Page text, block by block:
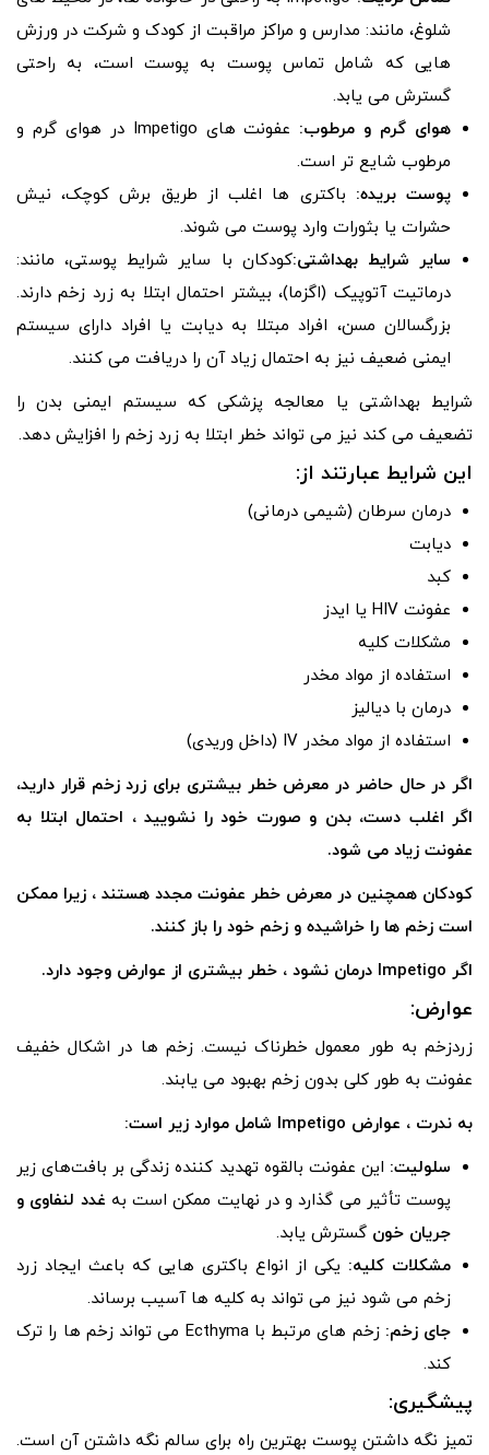
شلوغ، مانند: مدارس و مراکز مراقبت از کودک و شرکت در ورزش
هایی که شامل تماس پوست به پوست است، به راحتی
گسترش می یابد.
هوای گرم و مرطوب:
عفونت های Impetigo در هوای گرم و
مرطوب شایع تر است.
پوست بریده: باکتری ها اغلب از طریق برش کوچک، نیش
حشرات یا بثورات وارد پوست می شوند.
سایر شرایط بهداشتی:کودکان با سایر شرایط پوستی، مانند:
درماتیت آتوپیک (اگزما)، بیشتر احتمال ابتلا به زرد زخم دارند.
بزرگسالان مسن، افراد مبتلا به دیابت یا افراد دارای سیستم
ایمنی ضعیف نیز به احتمال زیاد آن را دریافت می کنند.
شرایط بهداشتی یا معالجه پزشکی که سیستم ایمنی بدن را
تضعیف می کند نیز می تواند خطر ابتلا به زرد زخم را افزایش دهد.
این شرایط عبارتند از:
درمان سرطان (شیمی درمانی)
دیابت
کبد
عفونت HIV یا ایدز
مشکلات کلیه
استفاده از مواد مخدر
درمان با دیالیز
استفاده از مواد مخدر IV (داخل وریدی)
اگر در حال حاضر در معرض خطر بیشتری برای زرد زخم قرار دارید،
اگر اغلب دست، بدن و صورت خود را نشویید ، احتمال ابتلا به
عفونت زیاد می شود.
کودکان همچنین در معرض خطر عفونت مجدد هستند ، زیرا ممکن
است زخم ها را خراشیده و زخم خود را باز کنند.
اگر Impetigo درمان نشود ، خطر بیشتری از عوارض وجود دارد.
عوارض:
زردزخم به طور معمول خطرناک نیست. زخم ها در اشکال خفیف
عفونت به طور کلی بدون زخم بهبود می یابند.
به ندرت ، عوارض Impetigo شامل موارد زیر است:
سلولیت: این عفونت بالقوه تهدید کننده زندگی بر بافت‌های زیر
پوست تأثیر می گذارد و در نهایت ممکن است به غدد لنفاوی و
جریان خون گسترش یابد.
مشکلات کلیه: یکی از انواع باکتری هایی که باعث ایجاد زرد
زخم می شود نیز می تواند به کلیه ها آسیب برساند.
جای زخم:
زخم های مرتبط با Ecthyma می تواند زخم ها را ترک
کند.
پیشگیری:
تمیز نگه داشتن پوست بهترین راه برای سالم نگه داشتن آن است.